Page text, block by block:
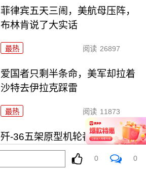
菲律宾五天三闹，美航母压阵，
布林肯说了大实话
最热 阅读 26897
爱国者只剩半条命，美军却拉着
沙特去伊拉克踩雷
最热 阅读 11873
歼-36五架原型机轮番上天，美F-
47还在PPT画鸭翼
0 0